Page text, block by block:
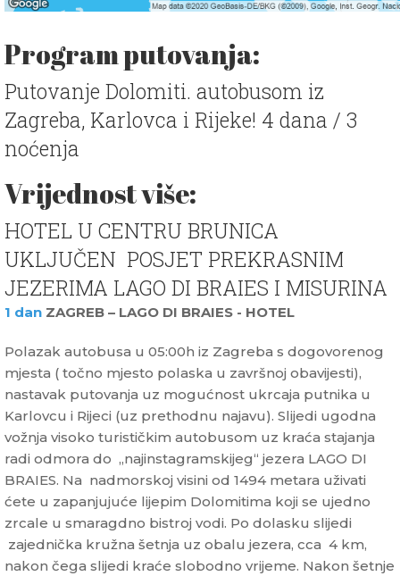
Program putovanja:
Putovanje Dolomiti. autobusom iz
Zagreba, Karlovca i Rijeke! 4 dana / 3
noćenja
Vrijednost više:
HOTEL U CENTRU BRUNICA
UKLJUČEN POSJET PREKRASNIM
JEZERIMA LAGO DI BRAIES I MISURINA
1 dan ZAGREB – LAGO DI BRAIES - HOTEL
Polazak autobusa u 05:00h iz Zagreba s dogovorenog
mjesta ( točno mjesto polaska u završnoj obavijesti),
nastavak putovanja uz mogućnost ukrcaja putnika u
Karlovcu i Rijeci (uz prethodnu najavu). Slijedi ugodna
vožnja visoko turističkim autobusom uz kraća stajanja
radi odmora do „najinstagramskijeg“ jezera LAGO DI
BRAIES. Na nadmorskoj visini od 1494 metara uživati
ćete u zapanjujuće lijepim Dolomitima koji se ujedno
zrcale u smaragdno bistroj vodi. Po dolasku slijedi
zajednička kružna šetnja uz obalu jezera, cca 4 km,
nakon čega slijedi kraće slobodno vrijeme. Nakon šetnje